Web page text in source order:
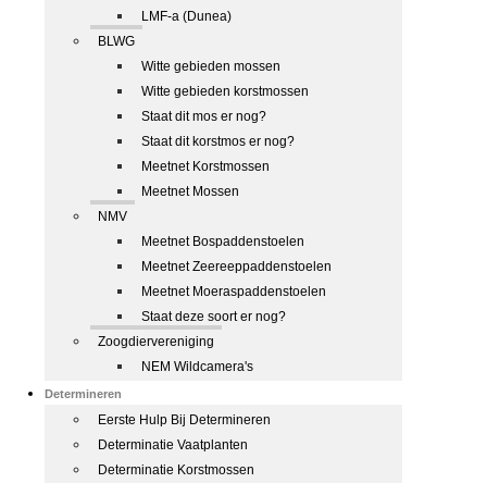
LMF-a (Dunea)
BLWG
Witte gebieden mossen
Witte gebieden korstmossen
Staat dit mos er nog?
Staat dit korstmos er nog?
Meetnet Korstmossen
Meetnet Mossen
NMV
Meetnet Bospaddenstoelen
Meetnet Zeereeppaddenstoelen
Meetnet Moeraspaddenstoelen
Staat deze soort er nog?
Zoogdiervereniging
NEM Wildcamera's
Determineren
Eerste Hulp Bij Determineren
Determinatie Vaatplanten
Determinatie Korstmossen